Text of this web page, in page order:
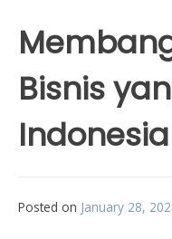
Bisnis
Indonesia
Posted on January 28,